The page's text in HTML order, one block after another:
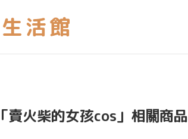
賣火柴的女孩cos」相關商品